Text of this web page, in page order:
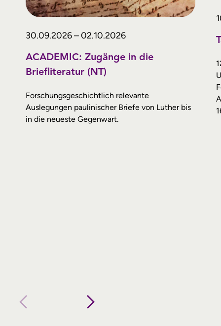
30.09.2026 – 02.10.2026
ACADEMIC: Zugänge in die
Briefliteratur (NT)
Forschungsgeschichtlich relevante
Auslegungen paulinischer Briefe von Luther bis
in die neueste Gegenwart.